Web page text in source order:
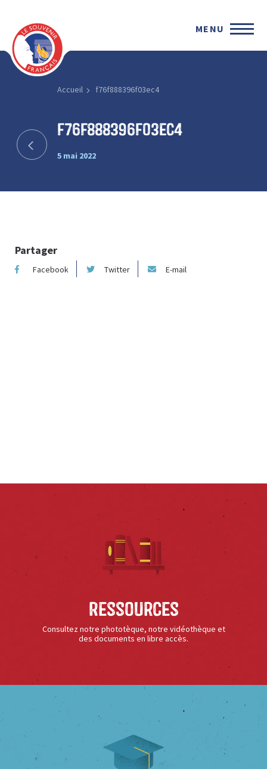
MENU
Accueil f76f888396f03ec4
f76f888396f03ec4
5 mai 2022
Partager
Facebook Twitter E-mail
Ressources
Consultez notre phototèque, notre vidéothèque et
des documents en libre accès.